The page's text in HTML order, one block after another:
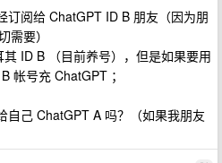
订阅给 ChatGPT ID B 朋友（因为朋
需要）
ID B （目前养号），但是如果要用
帐号充 ChatGPT ；
自己 ChatGPT A 吗？（如果我朋友